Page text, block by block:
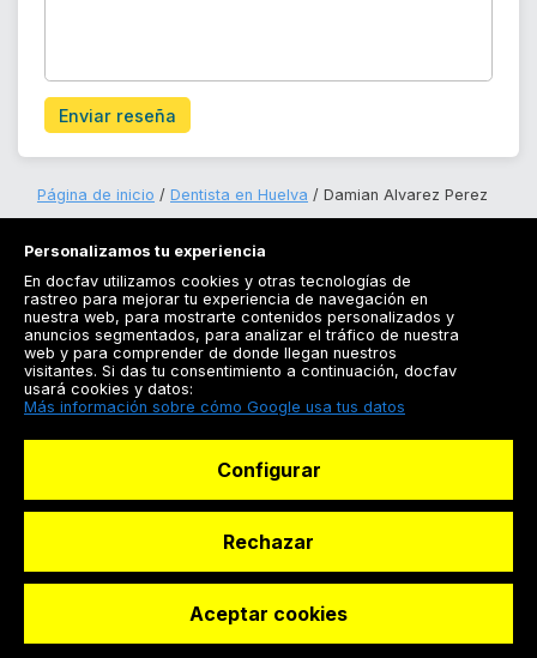
Solicitar reserva
Enviar reseña
Página de inicio Dentista en Huelva Damian Alvarez Perez
Registrarse
Docfav
© Dashboard Technologies S.L
Personalizamos tu experiencia
En docfav utilizamos cookies y otras tecnologías de
rastreo para mejorar tu experiencia de navegación en
nuestra web, para mostrarte contenidos personalizados y
anuncios segmentados, para analizar el tráfico de nuestra
web y para comprender de donde llegan nuestros
visitantes. Si das tu consentimiento a continuación, docfav
usará cookies y datos:
Más información sobre cómo Google usa tus datos
Configurar
Rechazar
Aceptar cookies